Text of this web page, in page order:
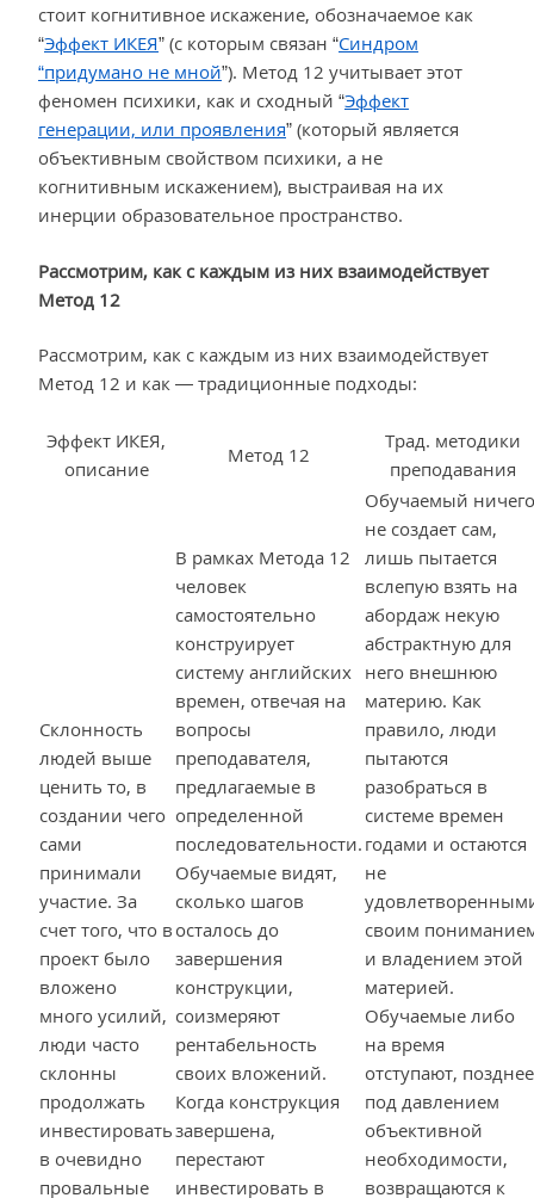
стоит когнитивное искажение, обозначаемое как
“Эффект ИКЕЯ” (с которым связан “Синдром
“придумано не мной”). Метод 12 учитывает этот
феномен психики, как и сходный “Эффект
генерации, или проявления” (который является
объективным свойством психики, а не
когнитивным искажением), выстраивая на их
инерции образовательное пространство.
Рассмотрим, как с каждым из них взаимодействует
Метод 12
Рассмотрим, как с каждым из них взаимодействует
Метод 12 и как — традиционные подходы:
Эффект ИКЕЯ,
описание
Метод 12
Трад. методики
преподавания
Склонность
людей выше
ценить то, в
создании чего
сами
принимали
участие. За
счет того, что в
проект было
вложено
много усилий,
люди часто
склонны
продолжать
инвестировать
в очевидно
провальные
В рамках Метода 12
человек
самостоятельно
конструирует
систему английских
времен, отвечая на
вопросы
преподавателя,
предлагаемые в
определенной
последовательности.
Обучаемые видят,
сколько шагов
осталось до
завершения
конструкции,
соизмеряют
рентабельность
своих вложений.
Когда конструкция
завершена,
перестают
инвестировать в
Обучаемый ничего
не создает сам,
лишь пытается
вслепую взять на
абордаж некую
абстрактную для
него внешнюю
материю. Как
правило, люди
пытаются
разобраться в
системе времен
годами и остаются
не
своим
и владением этой
материей.
Обучаемые либо
на время
отступают,
под давлением
объективной
необходимости,
возвращаются к